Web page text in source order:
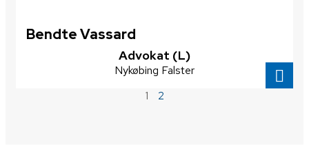
Bendte Vassard
​Advokat (L)
Nykøbing Falster
1 2